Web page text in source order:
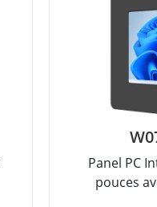
Panel PC
pouces